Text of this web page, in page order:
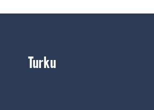
Turku